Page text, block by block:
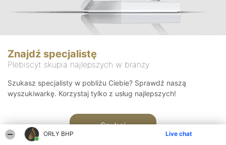
ORŁY BHP Live chat
Znajdź specjalistę
Plebiscyt skupia najlepszych w branży
Szukasz specjalisty w pobliżu Ciebie? Sprawdź naszą
wyszukiwarkę. Korzystaj tylko z usług najlepszych!
Szukaj